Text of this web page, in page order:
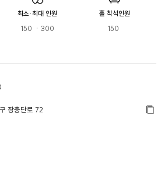
최소·최대 인원
150  · 300
홀 착석인원
150
장충단로 72